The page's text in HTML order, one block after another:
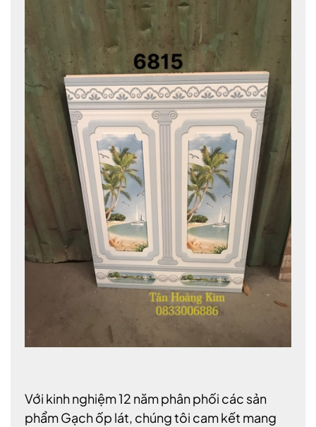
Với kinh nghiệm 12 năm phân phối các sản
phẩm Gạch ốp lát, chúng tôi cam kết mang